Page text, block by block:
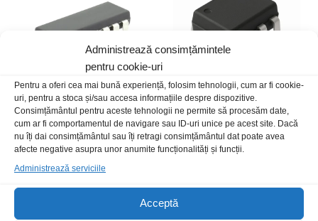
Administrează consimțămintele
pentru cookie-uri
Pentru a oferi cea mai bună experiență, folosim tehnologii, cum ar fi cookie-
uri, pentru a stoca și/sau accesa informațiile despre dispozitive.
Consimțământul pentru aceste tehnologii ne permite să procesăm date,
cum ar fi comportamentul de navigare sau ID-uri unice pe acest site. Dacă
nu îți dai consimțământul sau îți retragi consimțământul dat poate avea
afecte negative asupra unor anumite funcționalități și funcții.
Administrează serviciile
Acceptă
TCA965B
149,00 lei/Buc
NE5532P
5,00lei/Buc